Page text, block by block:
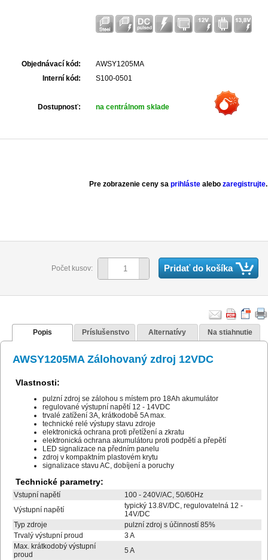
Objednávací kód:
AWSY1205MA
Interní kód:
S100-0501
Dostupnosť: na centrálnom sklade
Pre zobrazenie ceny sa prihláste alebo zaregistrujte.
Počet kusov: Pridať do košíka
Popis Príslušenstvo Alternatívy Na stiahnutie
AWSY1205MA Zálohovaný zdroj 12VDC
Vlastnosti:
pulzní zdroj se zálohou s místem pro 18Ah akumulátor
regulované výstupní napětí 12 - 14VDC
trvalé zatížení 3A, krátkodobě 5A max.
technické relé výstupy stavu zdroje
elektronická ochrana proti přetížení a zkratu
elektronická ochrana akumulátoru proti podpětí a přepětí
LED signalizace na předním panelu
zdroj v kompaktním plastovém krytu
signalizace stavu AC, dobíjení a poruchy
Technické parametry:
Vstupní napětí
100 - 240V/AC, 50/60Hz
Výstupní napětí
typický 13.8V/DC, regulovatelná 12 -
14V/DC
Typ zdroje
pulzní zdroj s účinností 85%
Trvalý výstupní proud
3 A
Max. krátkodobý výstupní
proud
5 A